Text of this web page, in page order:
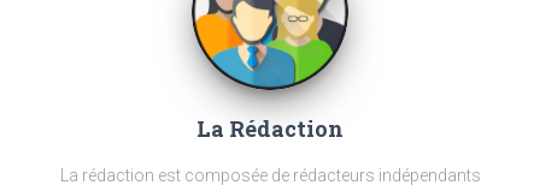
La Rédaction
La rédaction est composée de rédacteurs indépendants